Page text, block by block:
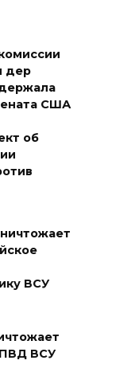
дер
США
об
ВСУ
ВСУ